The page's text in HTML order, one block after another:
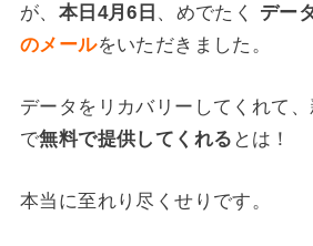
が、 本日4月6日 、めでたく デー
のメールをいただきました。
データをリカバリーしてくれて
で無料で提供してくれる とは！
本当に至れり尽くせりです。